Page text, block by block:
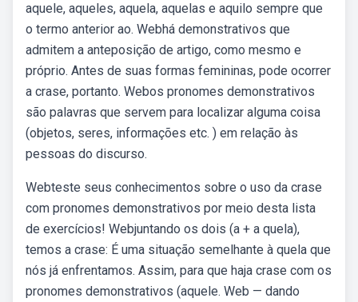
aquele, aqueles, aquela, aquelas e aquilo sempre que
o termo anterior ao. Webhá demonstrativos que
admitem a anteposição de artigo, como mesmo e
próprio. Antes de suas formas femininas, pode ocorrer
a crase, portanto. Webos pronomes demonstrativos
são palavras que servem para localizar alguma coisa
(objetos, seres, informações etc. ) em relação às
pessoas do discurso.
Webteste seus conhecimentos sobre o uso da crase
com pronomes demonstrativos por meio desta lista
de exercícios! Webjuntando os dois (a + a quela),
temos a crase: É uma situação semelhante à quela que
nós já enfrentamos. Assim, para que haja crase com os
pronomes demonstrativos (aquele. Web — dando